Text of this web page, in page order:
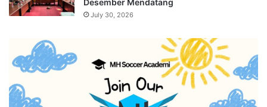
July 30, 2026